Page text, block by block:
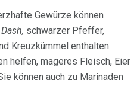
Gewürze können
schwarzer Pfeffer,
Kreuzkümmel enthalten.
helfen, mageres Fleisch, Eier
können auch zu Marinaden